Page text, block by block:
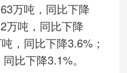
万吨，同比下降
万吨，同比下降
，同比下降3.6%；
比下降3.1%。